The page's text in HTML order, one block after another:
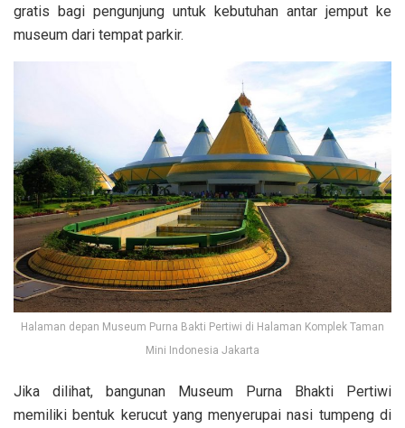
gratis bagi pengunjung untuk kebutuhan antar jemput ke
museum dari tempat parkir.
Halaman depan Museum Purna Bakti Pertiwi di Halaman Komplek Taman
Mini Indonesia Jakarta
Jika dilihat, bangunan Museum Purna Bhakti Pertiwi
memiliki bentuk kerucut yang menyerupai nasi tumpeng di